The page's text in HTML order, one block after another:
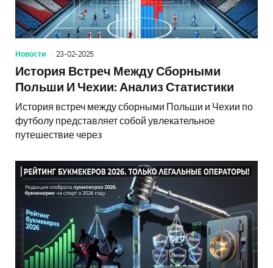
Новости 23-02-2025
История Встреч Между Сборными
Польши И Чехии: Анализ Статистики
История встреч между сборными Польши и Чехии по
футболу представляет собой увлекательное
путешествие через